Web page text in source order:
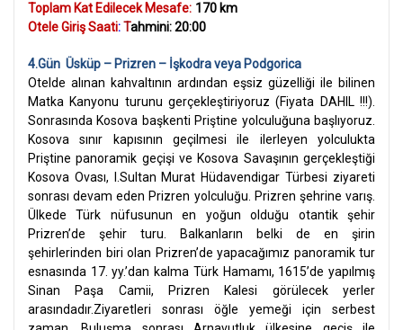
Toplam Kat Edilecek Mesafe: 170 km
Otele Giriş Saati:Tahmini: 20:00
4.Gün Üsküp – Prizren – İşkodra veya Podgorica
Otelde alınan kahvaltının ardından eşsiz güzelliği ile bilinen
Matka Kanyonu turunu gerçekleştiriyoruz (Fiyata DAHIL !!!).
Sonrasında Kosova başkenti Priştine yolculuğuna başlıyoruz.
Kosova sınır kapısının geçilmesi ile ilerleyen yolculukta
Priştine panoramik geçişi ve Kosova Savaşının gerçekleştiği
Kosova Ovası, I.Sultan Murat Hüdavendigar Türbesi ziyareti
sonrası devam eden Prizren yolculuğu. Prizren şehrine varış.
Ülkede Türk nüfusunun en yoğun olduğu otantik şehir
Prizren’de şehir turu.
Balkanların belki de en şirin
şehirlerinden biri olan Prizren’de yapacağımız panoramik tur
esnasında 17. yy.’dan kalma Türk Hamamı, 1615’de yapılmış
Sinan Paşa Camii, Prizren Kalesi görülecek yerler
arasındadır.Ziyaretleri sonrası öğle yemeği için serbest